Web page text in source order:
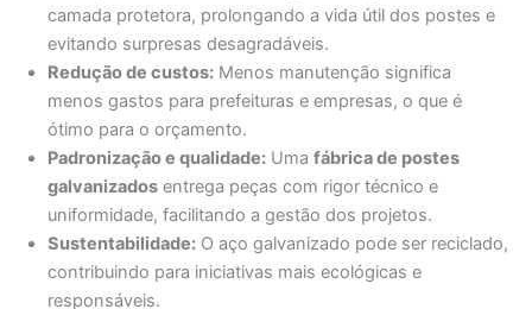
camada protetora, prolongando a vida útil dos postes e
evitando surpresas desagradáveis.
Redução de custos: Menos manutenção significa
menos gastos para prefeituras e empresas, o que é
ótimo para o orçamento.
Padronização e qualidade: Uma fábrica de postes
galvanizados entrega peças com rigor técnico e
uniformidade, facilitando a gestão dos projetos.
Sustentabilidade: O aço galvanizado pode ser reciclado,
contribuindo para iniciativas mais ecológicas e
responsáveis.